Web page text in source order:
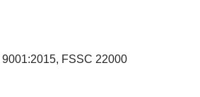
FSSC 22000